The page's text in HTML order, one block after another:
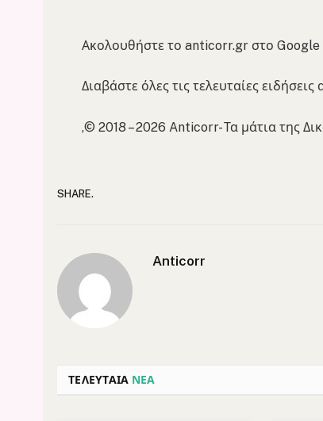
Ακολουθήστε το anticorr.gr στο Google
Διαβάστε όλες τις τελευταίες
,© 2018 – 2026 Anticorr- Τα μάτια της
SHARE.
Anticorr
ΤΕΛΕΥΤΑΙΑ ΝΕΑ